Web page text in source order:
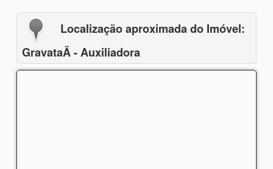
Localização aproximada do Imóvel:
GravataÃ­ - Auxiliadora